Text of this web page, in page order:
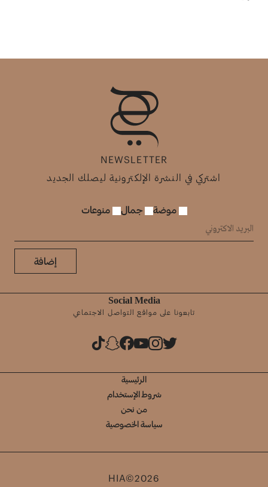
NEWSLETTER
اشتركي في النشرة الإلكترونية ليصلك الجديد
موضة جمال منوعات
إضافة
Social Media
تابعونا على مواقع التواصل الاجتماعي
الرئيسية
شروط الإستخدام
من نحن
سياسة الخصوصية
HIA©2026